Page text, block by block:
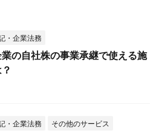
・企業法務
の自社株の事業承継で使える施
・企業法務 その他のサービス